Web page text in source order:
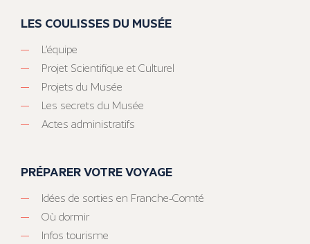
LES COULISSES DU MUSÉE
L’équipe
Projet Scientifique et Culturel
Projets du Musée
Les secrets du Musée
Actes administratifs
PRÉPARER VOTRE VOYAGE
Idées de sorties en Franche-Comté
Où dormir
Infos tourisme